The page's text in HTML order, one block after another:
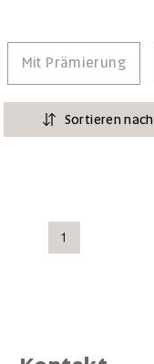
Mit Prämierung
Sortieren nach
1